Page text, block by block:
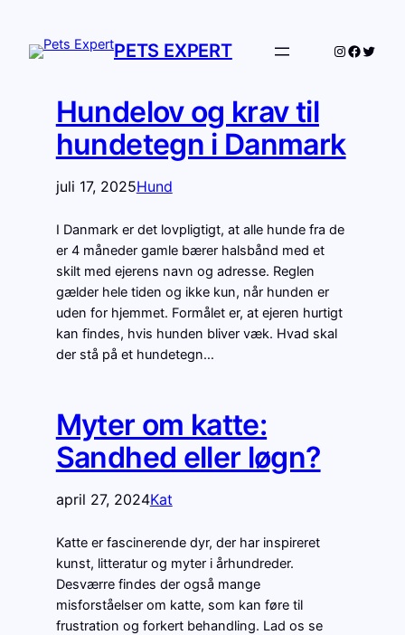
PETS EXPERT Instagram
Hundelov og krav til
hundetegn i Danmark
juli 17, 2025Hund
I Danmark er det lovpligtigt, at alle hunde fra de
er 4 måneder gamle bærer halsbånd med et
skilt med ejerens navn og adresse. Reglen
gælder hele tiden og ikke kun, når hunden er
uden for hjemmet. Formålet er, at ejeren hurtigt
kan findes, hvis hunden bliver væk. Hvad skal
der stå på et hundetegn…
Myter om katte:
Sandhed eller løgn?
april 27, 2024Kat
Katte er fascinerende dyr, der har inspireret
kunst, litteratur og myter i århundreder.
Desværre findes der også mange
misforståelser om katte, som kan føre til
frustration og forkert behandling. Lad os se